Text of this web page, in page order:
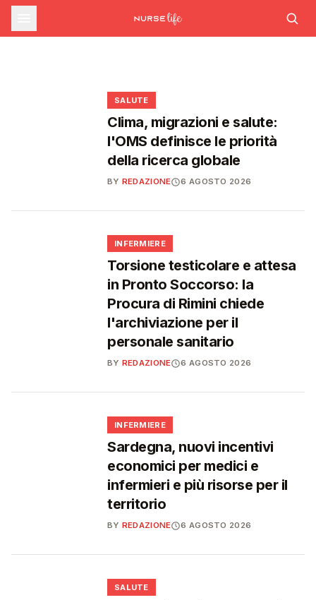
farmaceutica supera i 39 miliardi,
boom di farmaci per diabete e
SALUTE
Emergenza caldo: il numero 1500 supera le
SALUTE
AIFA aggiorna il Programma attività 2026: le
SALUTE
Clima, migrazioni e salute:
l'OMS definisce le priorità
della ricerca globale
BY REDAZIONE 6 AGOSTO 2026
INFERMIERE
Torsione testicolare e attesa
in Pronto Soccorso: la
Procura di Rimini chiede
l'archiviazione per il
personale sanitario
BY REDAZIONE 6 AGOSTO 2026
INFERMIERE
Sardegna, nuovi incentivi
economici per medici e
infermieri e più risorse per il
territorio
BY REDAZIONE 6 AGOSTO 2026
SALUTE